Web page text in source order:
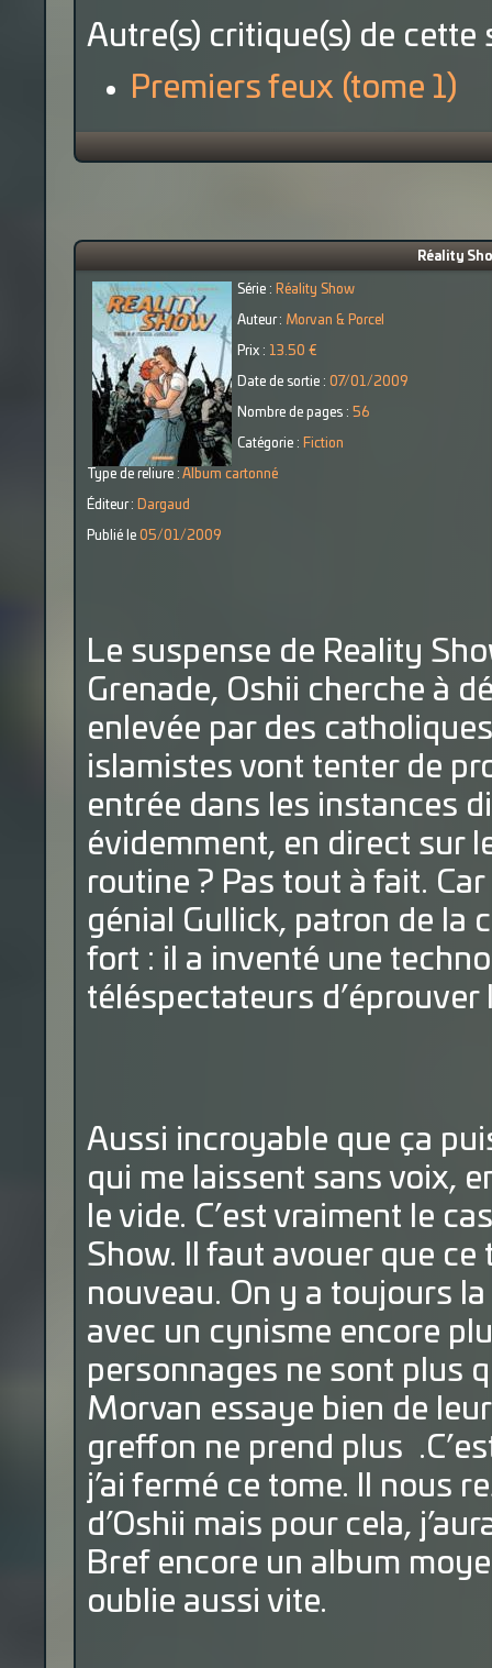
Autre(s) critique(s) de cette
Premiers feux (tome 1)
Réality
Série : Réality Show
Auteur : Morvan & Porcel
Prix : 13.50 €
Date de sortie : 07/01/2009
Nombre de pages : 56
Catégorie : Fiction
Type de reliure : Album cartonné
Éditeur : Dargaud
Publié le 05/01/2009
Le suspense de Reality
Grenade, Oshii cherche à
enlevée par des
islamistes vont tenter de
entrée dans les instances
évidemment, en direct sur
routine ? Pas tout à fait.
génial Gullick, patron de la
fort : il a inventé une
téléspectateurs
Aussi incroyable que ça
qui me laissent sans voix,
le vide. C’est vraiment le
Show. Il faut avouer que ce
nouveau. On y a toujours
avec un cynisme encore
personnages ne sont plus
Morvan essaye bien de
greffon ne prend plus
j’ai fermé ce tome. Il nous
d’Oshii mais pour cela,
Bref encore un album
oublie aussi vite.